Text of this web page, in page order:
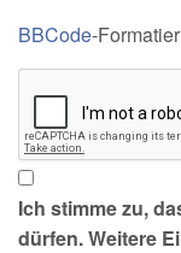
BBCode-
Ich stimme zu,
dürfen. Weitere